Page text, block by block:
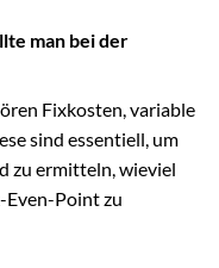
man bei der
Fixkosten, variable
sind essentiell, um
zu ermitteln, wieviel
Even-Point zu